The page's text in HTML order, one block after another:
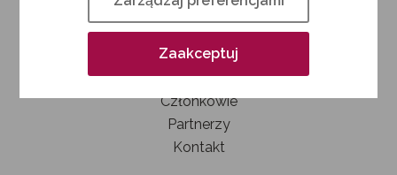
Kim jesteśmy
Jak zostać członkiem SIM
Statut stowarzyszenia
Władze
Członkowie
Partnerzy
Kontakt
Zaakceptuj